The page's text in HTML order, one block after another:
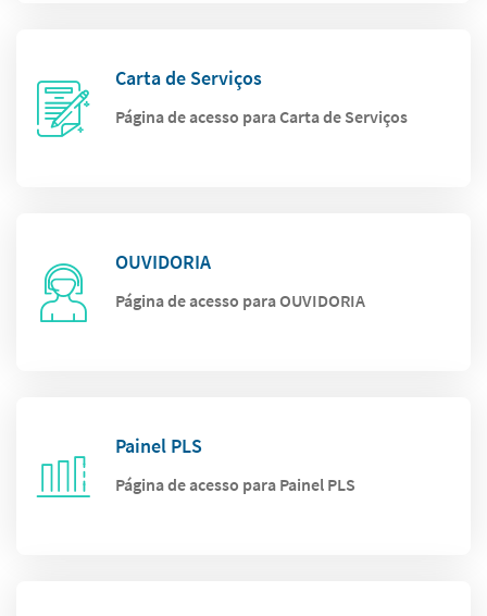
Carta de Serviços
Página de acesso para Carta de Serviços
OUVIDORIA
Página de acesso para OUVIDORIA
Painel PLS
Página de acesso para Painel PLS